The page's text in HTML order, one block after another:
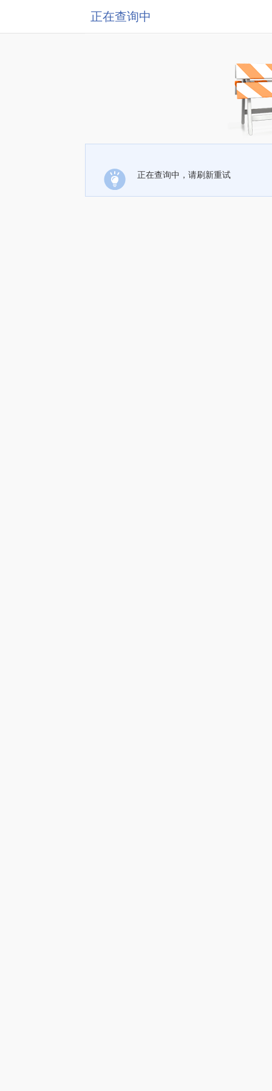
正在查询中
正在查询中，请刷新重试